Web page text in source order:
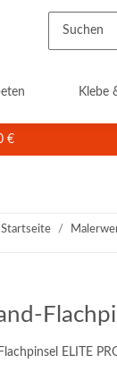
Klebe
€
Startseite